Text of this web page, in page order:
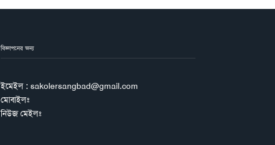
বিজ্ঞাপনের জন্য
ইমেইল : sakolersangbad@gmail.com
মোবাইলঃ
নিউজ মেইলঃ